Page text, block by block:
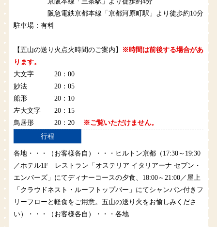
阪急電鉄京都本線「京都河原町駅」より徒歩約10分
駐車場：有料
【五山の送り火点火時間のご案内】
※時間は前後する場合があ
ります。
大文字 20：00
妙法 20：05
船形 20：10
左大文字 20：15
鳥居形 20：20
※ご覧いただけません。
行程
各地・・・（お客様各自）・・・ヒルトン京都（17:30～19:30
／ホテル1F レストラン「オステリア イタリアーナ セブン・
エンバーズ」にてディナーコースの夕食、18:00～21:00／屋上
「クラウドネスト・ルーフトップバー」にてシャンパン付きフ
リーフローと軽食をご用意。五山の送り火をお愉しみくださ
い）・・・（お客様各自）・・・各地